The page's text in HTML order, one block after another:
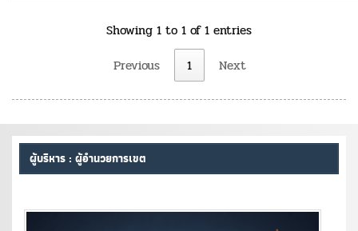
Showing 1 to 1 of 1 entries
Previous
1 Next
ผู้บริหาร : ผู้อำนวยการเขต